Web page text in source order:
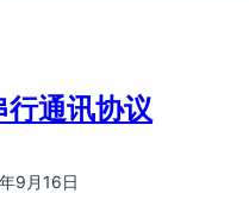
通讯协议
9月16日